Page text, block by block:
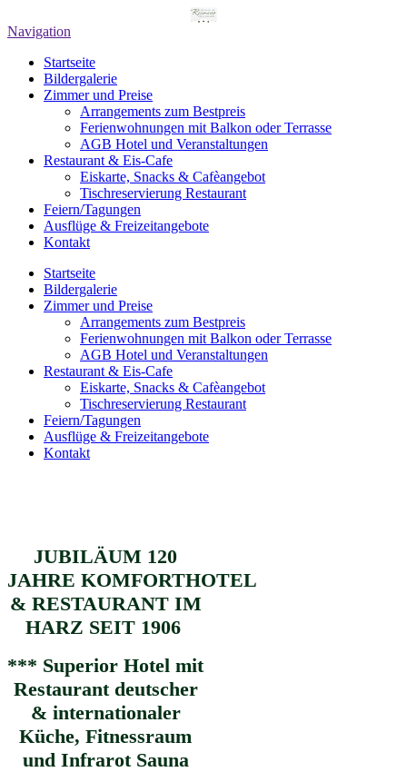
Navigation
Startseite
Bildergalerie
Zimmer und Preise
Arrangements zum Bestpreis
Ferienwohnungen mit Balkon oder Terrasse
AGB Hotel und Veranstaltungen
Restaurant & Eis-Cafe
Eiskarte, Snacks & Cafèangebot
Tischreservierung Restaurant
Feiern/Tagungen
Ausflüge & Freizeitangebote
Kontakt
Startseite
Bildergalerie
Zimmer und Preise
Arrangements zum Bestpreis
Ferienwohnungen mit Balkon oder Terrasse
AGB Hotel und Veranstaltungen
Restaurant & Eis-Cafe
Eiskarte, Snacks & Cafèangebot
Tischreservierung Restaurant
Feiern/Tagungen
Ausflüge & Freizeitangebote
Kontakt
JUBILÄUM 120
JAHRE KOMFORTHOTEL
& RESTAURANT IM
HARZ SEIT 1906
*** Superior Hotel mit
Restaurant deutscher
& internationaler
Küche, Fitnessraum
und Infrarot Sauna